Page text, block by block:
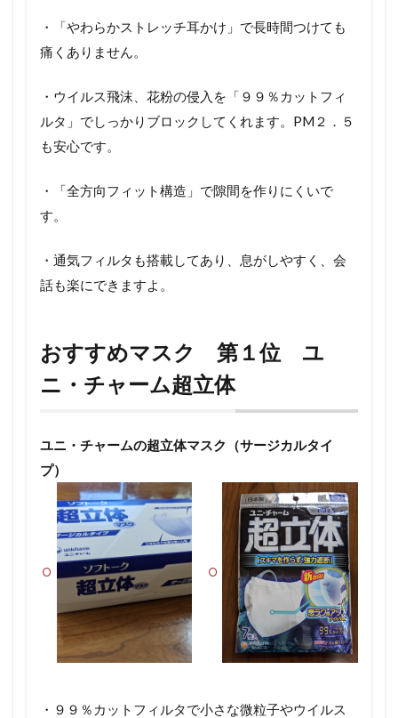
・「やわらかストレッチ耳かけ」で長時間つけても
痛くありません。
・ウイルス飛沫、花粉の侵入を「９９％カットフィ
ルタ」でしっかりブロックしてくれます。PM２．５
も安心です。
・「全方向フィット構造」で隙間を作りにくいで
す。
・通気フィルタも搭載してあり、息がしやすく、会
話も楽にできますよ。
おすすめマスク 第１位 ユ
ニ・チャーム超立体
ユニ・チャームの超立体マスク（サージカルタイ
プ）
・９９％カットフィルタで小さな微粒子やウイルス